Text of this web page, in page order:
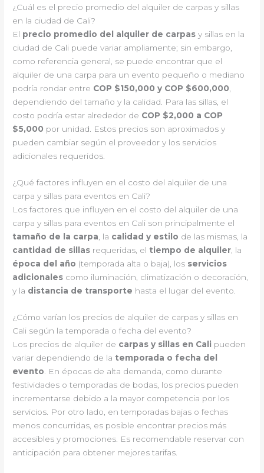
¿Cuál es el precio promedio del alquiler de carpas y sillas
en la ciudad de Cali?
El precio promedio del alquiler de carpas y sillas en la
ciudad de Cali puede variar ampliamente; sin embargo,
como referencia general, se puede encontrar que el
alquiler de una carpa para un evento pequeño o mediano
podría rondar entre COP $150,000 y COP $600,000,
dependiendo del tamaño y la calidad. Para las sillas, el
costo podría estar alrededor de COP $2,000 a COP
$5,000 por unidad. Estos precios son aproximados y
pueden cambiar según el proveedor y los servicios
adicionales requeridos.
¿Qué factores influyen en el costo del alquiler de una
carpa y sillas para eventos en Cali?
Los factores que influyen en el costo del alquiler de una
carpa y sillas para eventos en Cali son principalmente el
tamaño de la carpa, la calidad y estilo de las mismas, la
cantidad de sillas requeridas, el tiempo de alquiler, la
época del año (temporada alta o baja), los servicios
adicionales como iluminación, climatización o decoración,
y la distancia de transporte hasta el lugar del evento.
¿Cómo varían los precios de alquiler de carpas y sillas en
Cali según la temporada o fecha del evento?
Los precios de alquiler de carpas y sillas en Cali pueden
variar dependiendo de la temporada o fecha del
evento . En épocas de alta demanda, como durante
festividades o temporadas de bodas, los precios pueden
incrementarse debido a la mayor competencia por los
servicios. Por otro lado, en temporadas bajas o fechas
menos concurridas, es posible encontrar precios más
accesibles y promociones. Es recomendable reservar con
anticipación para obtener mejores tarifas.